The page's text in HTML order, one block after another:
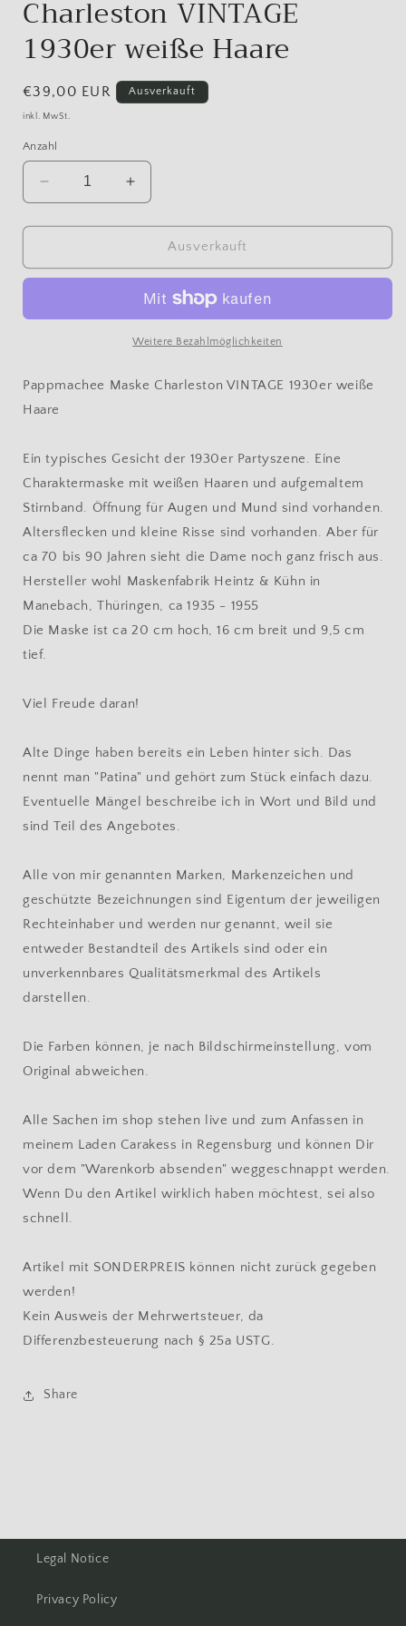
Charleston VINTAGE
1930er weiße Haare
Normaler
Preis
€39,00 EUR Ausverkauft
inkl. MwSt.
Anzahl
Verringere
die
Menge
Pappmaché
VINTAGE
Haare
Erhöhe
die
Menge
Pappmaché
Charleston
VINTAGE
1930er
Haare
Ausverkauft
Weitere Bezahlmöglichkeiten
Pappmachee Maske Charleston VINTAGE 1930er weiße
Haare
Ein typisches Gesicht der 1930er Partyszene. Eine
Charaktermaske mit weißen Haaren und aufgemaltem
Stirnband. Öffnung für Augen und Mund sind vorhanden.
Altersflecken und kleine Risse sind vorhanden. Aber für
ca 70 bis 90 Jahren sieht die Dame noch ganz frisch aus.
Hersteller wohl Maskenfabrik Heintz & Kühn in
Manebach, Thüringen, ca 1935 - 1955
Die Maske ist ca 20 cm hoch, 16 cm breit und 9,5 cm
tief.
Viel Freude daran!
Alte Dinge haben bereits ein Leben hinter sich. Das
nennt man "Patina" und gehört zum Stück einfach dazu.
Eventuelle Mängel beschreibe ich in Wort und Bild und
sind Teil des Angebotes.
Alle von mir genannten Marken, Markenzeichen und
geschützte Bezeichnungen sind Eigentum der jeweiligen
Rechteinhaber und werden nur genannt, weil sie
entweder Bestandteil des Artikels sind oder ein
unverkennbares Qualitätsmerkmal des Artikels
darstellen.
Die Farben können, je nach Bildschirmeinstellung, vom
Original abweichen.
Alle Sachen im shop stehen live und zum Anfassen in
meinem Laden Carakess in Regensburg und können Dir
vor dem "Warenkorb absenden" weggeschnappt werden.
Wenn Du den Artikel wirklich haben möchtest, sei also
schnell.
Artikel mit SONDERPREIS können nicht zurück gegeben
werden!
Kein Ausweis der Mehrwertsteuer, da
Differenzbesteuerung nach § 25a USTG.
Share
Legal Notice
Privacy Policy